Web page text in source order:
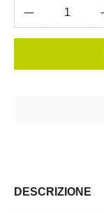
DESCRIZIONE